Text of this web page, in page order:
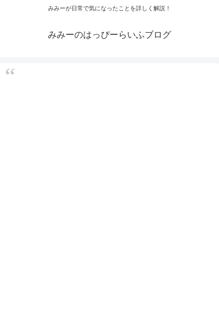
みみーが日常で気になったことを詳しく解説！
みみーのはっぴーらいふブログ